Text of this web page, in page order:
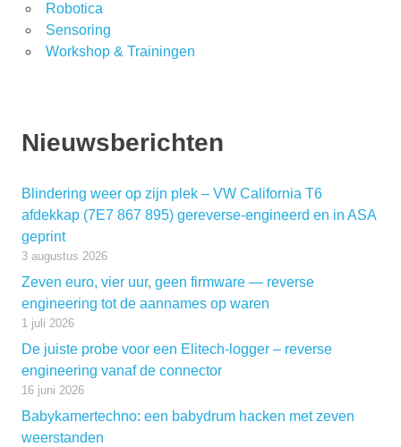
Robotica
Sensoring
Workshop & Trainingen
Nieuwsberichten
Blindering weer op zijn plek – VW California T6
afdekkap (7E7 867 895) gereverse-engineerd en in ASA
geprint
3 augustus 2026
Zeven euro, vier uur, geen firmware — reverse
engineering tot de aannames op waren
1 juli 2026
De juiste probe voor een Elitech-logger – reverse
engineering vanaf de connector
16 juni 2026
Babykamertechno: een babydrum hacken met zeven
weerstanden